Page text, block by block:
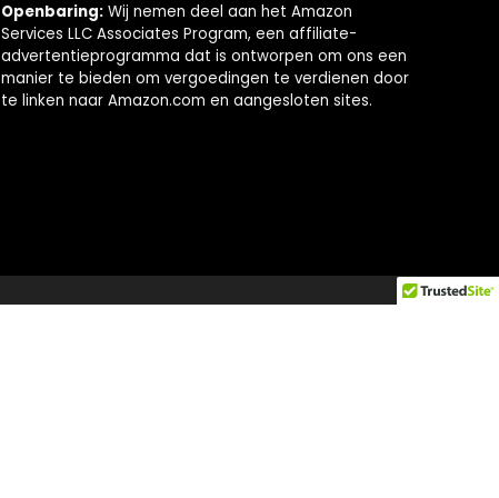
Openbaring: Wij nemen deel aan het Amazon
Services LLC Associates Program, een affiliate-
advertentieprogramma dat is ontworpen om ons een
manier te bieden om vergoedingen te verdienen door
te linken naar Amazon.com en aangesloten sites.